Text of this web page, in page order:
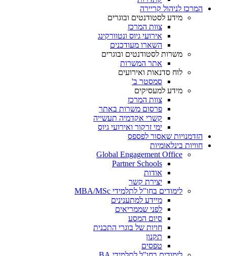
המרכז לניהול קריירה
מידע לסטודנטים ובוגרים
צוות המרכז
אירועי גיוס ונטוורקינג
השארו מעודכנים
משרות לסטודנטים ובוגרים
אתר המשרות
לוח סדנאות ואירועים
סמסטר ב'
מידע למעסיקים
צוות המרכז
פרסום משרות באתר
קשרי אקדמיה תעשייה
ימי זרקור ואירועי גיוס
הזדמנויות שאסור לפספס
חוויות בינלאומיות
Global Engagement Office
Partner Schools
אודות
יצירת קשר
לימודים בחו"ל לתלמידי MBA/MSc
מיידע למתענינים
לפני שממריאים
סיום המסע
חויות של בוגרי התכנית
תקנון
טפסים